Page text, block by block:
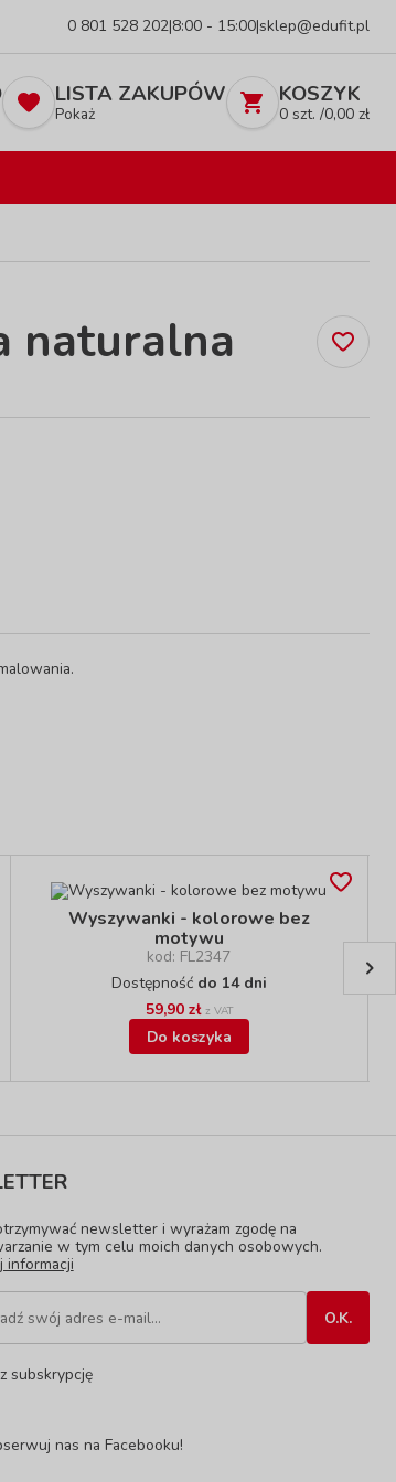
0 801 528 202|8:00 - 15:00|sklep@edufit.pl
LISTA ZAKUPÓW
Pokaż
KOSZYK
0 szt. /0,00 zł
naturalna
Wyszywanki - kolorowe bez
motywu
kod: FL2347
Dostępność do 14 dni
59,90 zł z VAT
Do koszyka
newsletter i wyrażam zgodę na
w tym celu moich danych osobowych.
informacji
subskrypcję
nas na Facebooku!